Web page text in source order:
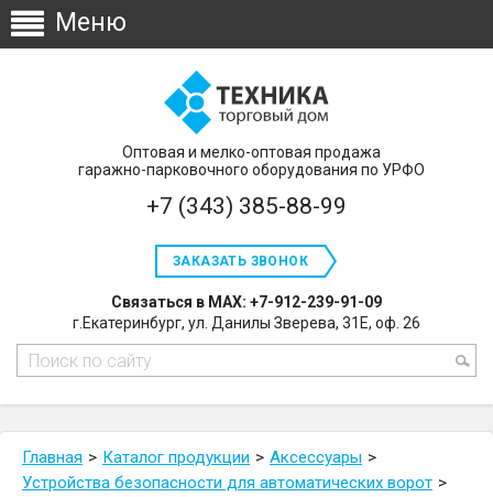
Оптовая и мелко-оптовая продажа
гаражно-парковочного оборудования по УРФО
+7 (343) 385-88-99
ЗАКАЗАТЬ ЗВОНОК
Связаться в MAX: +7-912-239-91-09
г.Екатеринбург, ул. Данилы Зверева, 31Е, оф. 26
Главная Каталог продукции
Аксессуары
Устройства безопасности для автоматических ворот